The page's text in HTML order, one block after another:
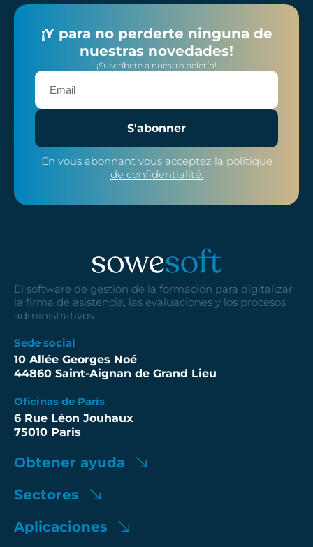
¡Y para no perderte ninguna de
nuestras novedades!
¡Suscríbete a nuestro boletín!
S'abonner
En vous abonnant vous acceptez la politique
de confidentialité.
El software de gestión de la formación para digitalizar
la firma de asistencia, las evaluaciones y los procesos
administrativos.
Sede social
10 Allée Georges Noé
44860 Saint-Aignan de Grand Lieu
Oficinas de París
6 Rue Léon Jouhaux
75010 Paris
Obtener ayuda
Sectores
Aplicaciones